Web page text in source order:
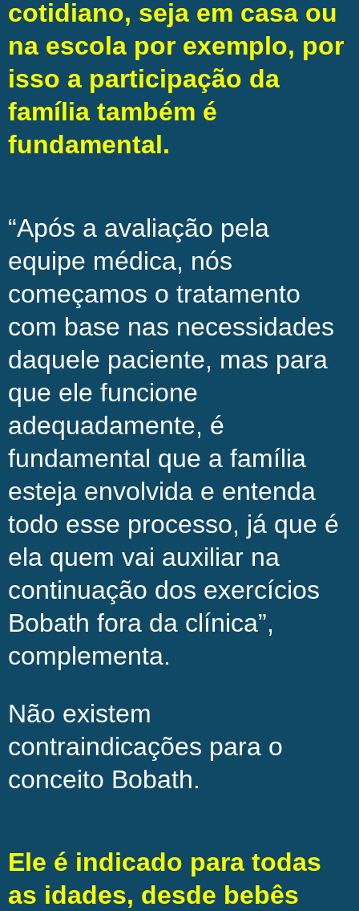
cotidiano, seja em casa ou
na escola por exemplo, por
isso a participação da
família também é
fundamental.
“Após a avaliação pela
equipe médica, nós
começamos o tratamento
com base nas necessidades
daquele paciente, mas para
que ele funcione
adequadamente, é
fundamental que a família
esteja envolvida e entenda
todo esse processo, já que é
ela quem vai auxiliar na
continuação dos exercícios
Bobath fora da clínica”,
complementa.
Não existem
contraindicações para o
conceito Bobath.
Ele é indicado para todas
as idades, desde bebês